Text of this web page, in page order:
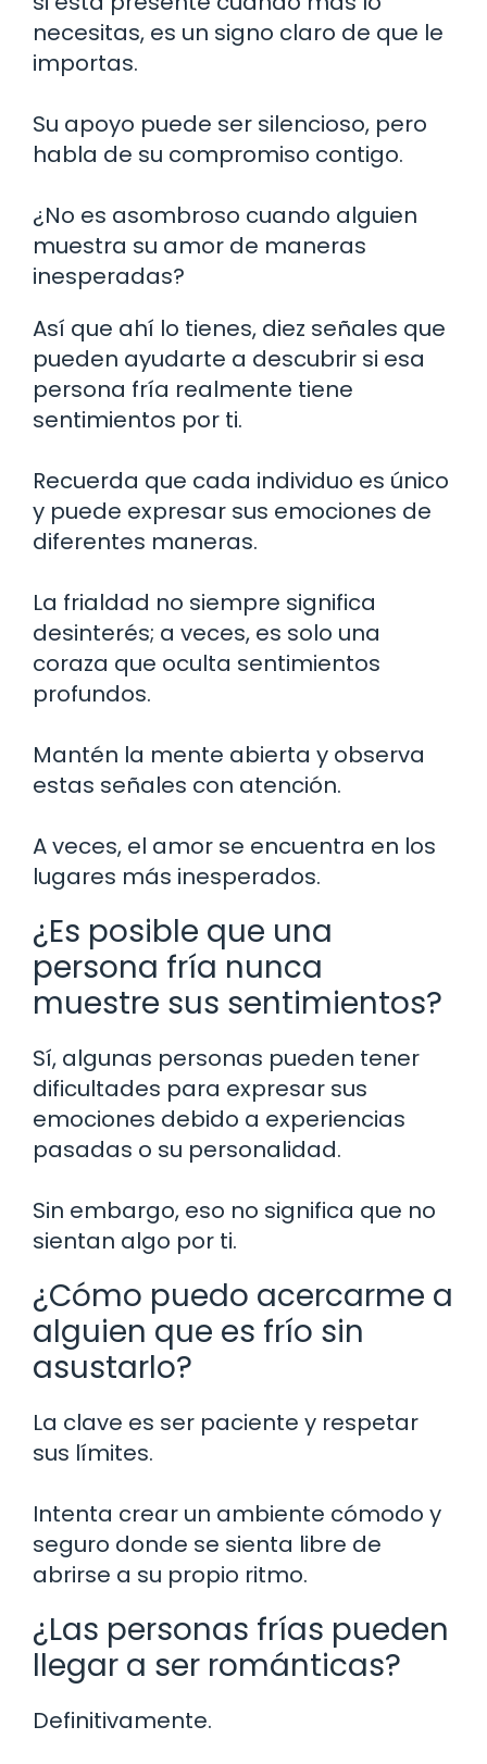
necesitas, es un signo claro de que le
importas.
Su apoyo puede ser silencioso, pero
habla de su compromiso contigo.
¿No es asombroso cuando alguien
muestra su amor de maneras
inesperadas?
Así que ahí lo tienes, diez señales que
pueden ayudarte a descubrir si esa
persona fría realmente tiene
sentimientos por ti.
Recuerda que cada individuo es único
y puede expresar sus emociones de
diferentes maneras.
La frialdad no siempre significa
desinterés; a veces, es solo una
coraza que oculta sentimientos
profundos.
Mantén la mente abierta y observa
estas señales con atención.
A veces, el amor se encuentra en los
lugares más inesperados.
¿Es posible que una
persona fría nunca
muestre sus sentimientos?
Sí, algunas personas pueden tener
dificultades para expresar sus
emociones debido a experiencias
pasadas o su personalidad.
Sin embargo, eso no significa que no
sientan algo por ti.
¿Cómo puedo acercarme a
alguien que es frío sin
asustarlo?
La clave es ser paciente y respetar
sus límites.
Intenta crear un ambiente cómodo y
seguro donde se sienta libre de
abrirse a su propio ritmo.
¿Las personas frías pueden
llegar a ser románticas?
Definitivamente.